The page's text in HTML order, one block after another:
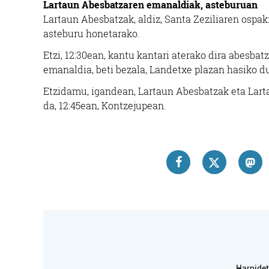
Lartaun Abesbatzaren emanaldiak, asteburuan
Lartaun Abesbatzak, aldiz, Santa Zeziliaren
asteburu honetarako.
Etzi, 12:30ean, kantu kantari aterako dira
emanaldia, beti bezala, Landetxe plazan hasiko
Etzidamu, igandean, Lartaun Abesbatzak eta
da, 12:45ean, Kontzejupean.